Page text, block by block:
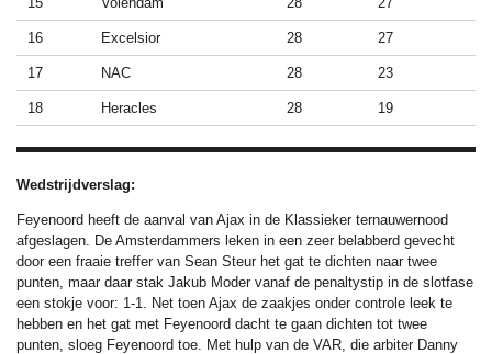
16 Excelsior 28 27
17 NAC 28 23
18 Heracles 28 19
Wedstrijdverslag:
Feyenoord heeft de aanval van Ajax in de Klassieker ternauwernood
afgeslagen. De Amsterdammers leken in een zeer belabberd gevecht
door een fraaie treffer van Sean Steur het gat te dichten naar twee
punten, maar daar stak Jakub Moder vanaf de penaltystip in de slotfase
een stokje voor: 1-1.
Net toen Ajax de zaakjes onder controle leek te
hebben en het gat met Feyenoord dacht te gaan dichten tot twee
punten, sloeg Feyenoord toe. Met hulp van de VAR, die arbiter Danny